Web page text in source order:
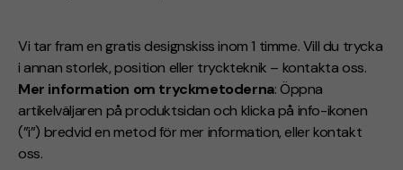
Vi tar fram en gratis designskiss inom 1 timme. Vill du trycka
i annan storlek, position eller tryckteknik – kontakta oss.
Mer information om tryckmetoderna: Öppna
artikelväljaren på produktsidan och klicka på info-ikonen
(”i”) bredvid en metod för mer information, eller kontakt
oss.